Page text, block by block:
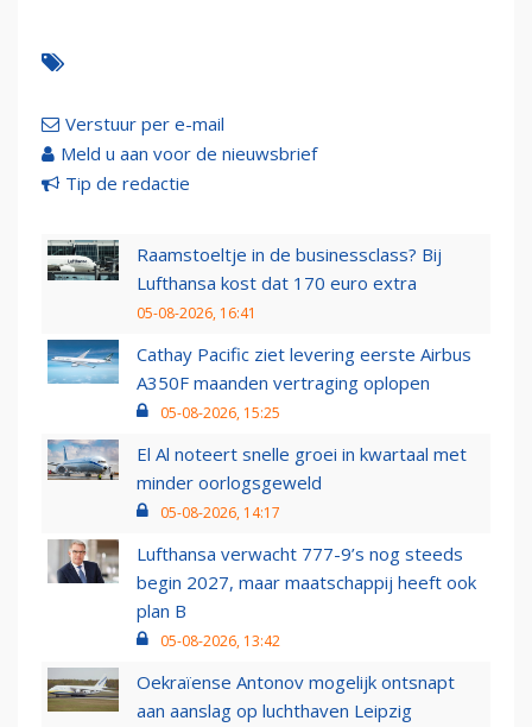
Verstuur per e-mail
Meld u aan voor de nieuwsbrief
Tip de redactie
Raamstoeltje in de businessclass? Bij
Lufthansa kost dat 170 euro extra
05-08-2026, 16:41
Cathay Pacific ziet levering eerste Airbus
A350F maanden vertraging oplopen
05-08-2026, 15:25
El Al noteert snelle groei in kwartaal met
minder oorlogsgeweld
05-08-2026, 14:17
Lufthansa verwacht 777-9’s nog steeds
begin 2027, maar maatschappij heeft ook
plan B
05-08-2026, 13:42
Oekraïense Antonov mogelijk ontsnapt
aan aanslag op luchthaven Leipzig